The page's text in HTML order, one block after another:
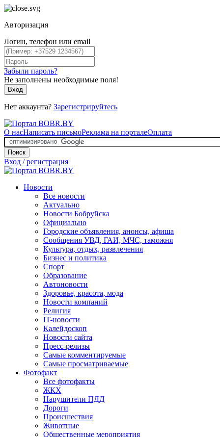
Авторизация
Логин, телефон или email
Забыли пароль?
Не заполнены необходимые поля!
Вход
Нет аккаунта? Зарегистрируйтесь
О насНаписать письмоРеклама на порталеОплата
Поиск
Вход / регистрация
Новости
Все новости
Актуально
Новости Бобруйска
Официально
Городские объявления, анонсы, афиша
Сообщения УВД, ГАИ, МЧС, таможня
Культура, отдых, развлечения
Бизнес и политика
Спорт
Образование
Автоновости
Здоровье, красота, мода
Новости компаний
Религия
IT-новости
Калейдоскоп
Новости сайта
Пресс-релизы
Самые комментируемые
Самые просматриваемые
Фотофакт
Все фотофакты
ЖКХ
Нарушители ПДД
Дороги
Происшествия
Животные
Общественные мероприятия